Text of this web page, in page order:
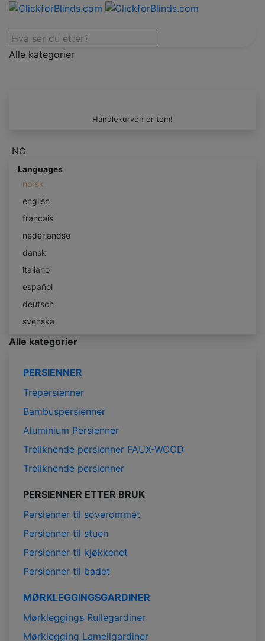
Alle kategorier
Handlekurven er tom!
NO
Languages
norsk
english
francais
nederlandse
dansk
italiano
español
deutsch
svenska
Alle kategorier
PERSIENNER
Trepersienner
Bambuspersienner
Aluminium Persienner
Treliknende persienner FAUX-WOOD
Treliknende persienner
PERSIENNER ETTER BRUK
Persienner til soverommet
Persienner til stuen
Persienner til kjøkkenet
Persienner til badet
MØRKLEGGINGSGARDINER
Mørkleggings Rullegardiner
Mørklegging Lamellgardiner